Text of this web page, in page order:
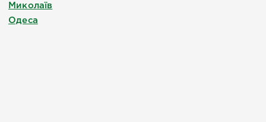
Миколаїв
Одеса